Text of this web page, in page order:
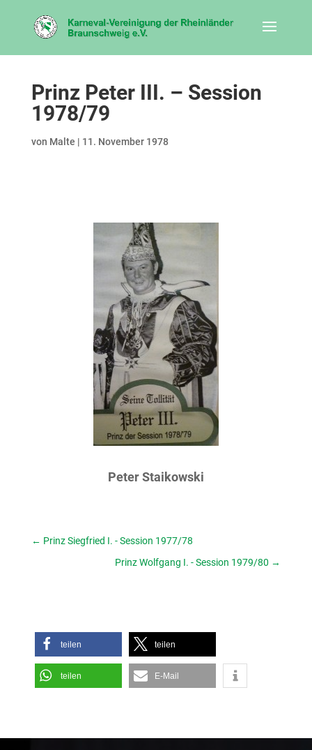
Prinz Peter III. – Session
1978/79
von Malte | 11. November 1978
Peter Staikowski
← Prinz Siegfried I. - Session 1977/78
Prinz Wolfgang I. - Session 1979/80 →
teilen teilen
teilen E-Mail